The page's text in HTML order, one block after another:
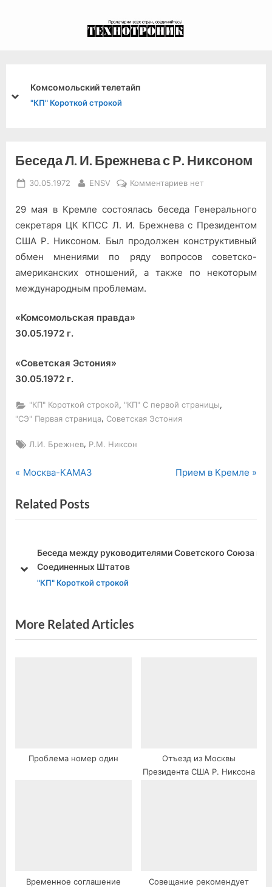
Комсомольский телетайп
"КП" Короткой строкой
prev
next
Беседа Л. И. Брежнева с Р. Никсоном
Posted
30.05.1972 By
ENSV Комментариевк
Беседа
Л.
Брежнева
с
Р.
нет
29 мая в Кремле состоялась беседа Генерального
секретаря ЦК КПСС Л. И. Брежнева с Президентом
США Р. Никсоном. Был продолжен конструктивный
обмен мнениями по ряду вопросов советско-
американских отношений, а также по некоторым
международным проблемам.
«Комсомольская правда»
30.05.1972 г.
«Советская Эстония»
30.05.1972 г.
"КП" Короткой строкой, "КП" С первой страницы,
"СЭ" Первая страница, Советская Эстония
Tags:
Л.И. Брежнев, Р.М. Никсон
Навигация
по
записям
P
e
v
u
s
Москва-КАМАЗ
N
t
o
Прием в Кремле
Related Posts
Беседа между руководителями Советского Союза и
Соединенных Штатов
"КП" Короткой строкой
prev
next
More Related Articles
Проблема номер один
Отъезд из Москвы
Президента США Р. Никсона
Временное соглашение
Совещание рекомендует